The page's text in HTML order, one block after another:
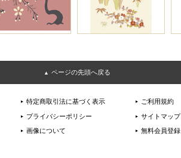
ページの先頭へ戻る
特定商取引法に基づく表示
プライバシーポリシー
画像について
ご利用規約
サイトマップ
無料会員登録